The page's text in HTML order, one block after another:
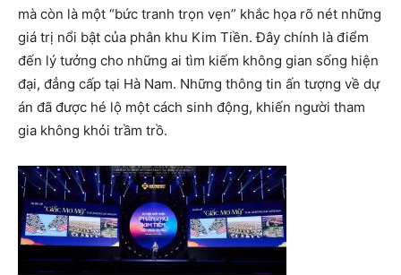
mà còn là một “bức tranh trọn vẹn” khắc họa rõ nét những
giá trị nổi bật của phân khu Kim Tiền. Đây chính là điểm
đến lý tưởng cho những ai tìm kiếm không gian sống hiện
đại, đẳng cấp tại Hà Nam. Những thông tin ấn tượng về dự
án đã được hé lộ một cách sinh động, khiến người tham
gia không khỏi trầm trồ.